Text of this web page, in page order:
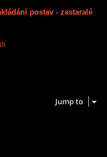
postav - zastaralé
Jump to